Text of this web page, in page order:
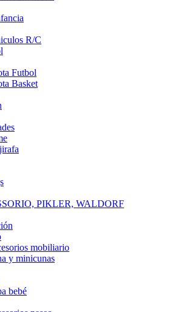
R/C
Futbol
Basket
PIKLER, WALDORF
mobiliario
y minicunas
bebé